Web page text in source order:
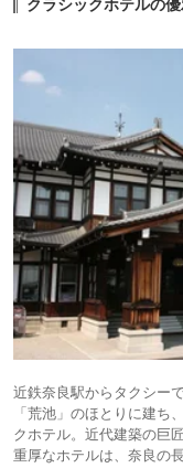
テル奈良 ‐和蔵‐
近鉄奈良駅からタクシー
「荒池」のほとりに建ち
クホテル。近代建築の巨
重厚なホテルは、奈良の